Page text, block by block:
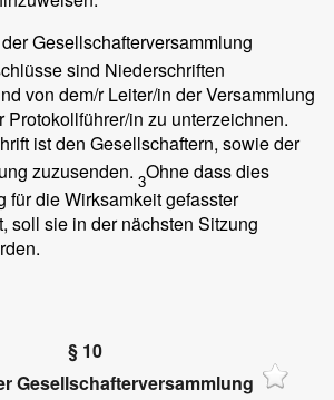
Gesellschafterversammlung
sind Niederschriften
von dem/r Leiter/in der Versammlung
Protokollführer/in zu unterzeichnen.
ist den Gesellschaftern, sowie der
zuzusenden. 3Ohne dass dies
für die Wirksamkeit gefasster
soll sie in der nächsten Sitzung
§ 10
Gesellschafterversammlung